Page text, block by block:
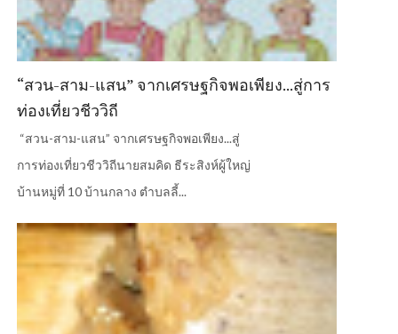
“สวน-สาม-แสน” จากเศรษฐกิจพอเพียง...สู่การ
ท่องเที่ยวชีววิถี
“สวน-สาม-แสน” จากเศรษฐกิจพอเพียง...สู่
การท่องเที่ยวชีววิถีนายสมคิด ธีระสิงห์ผู้ใหญ่
บ้านหมู่ที่ 10 บ้านกลาง ตำบลลี้...